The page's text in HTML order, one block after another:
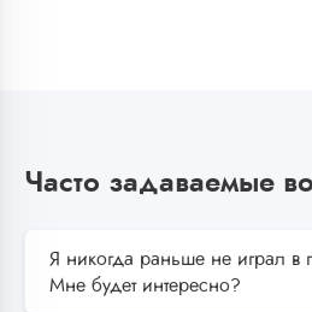
Часто задаваемые
Я никогда раньше не играл в
Мне будет интересно?